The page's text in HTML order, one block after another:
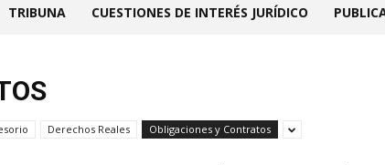
TRIBUNA CUESTIONES DE INTERÉS JURÍDICO
Derechos Reales Obligaciones y Contratos